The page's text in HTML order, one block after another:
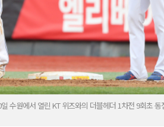
수원에서 열린 KT 위즈와의 더블헤더 1차전 9회초